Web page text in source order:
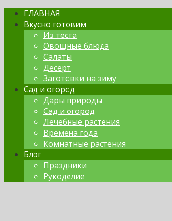
ГЛАВНАЯ
Вкусно готовим
Из теста
Овощные блюда
Салаты
Десерт
Заготовки на зиму
Сад и огород
Дары природы
Сад и огород
Лечебные растения
Времена года
Комнатные растения
Блог
Праздники
Рукоделие